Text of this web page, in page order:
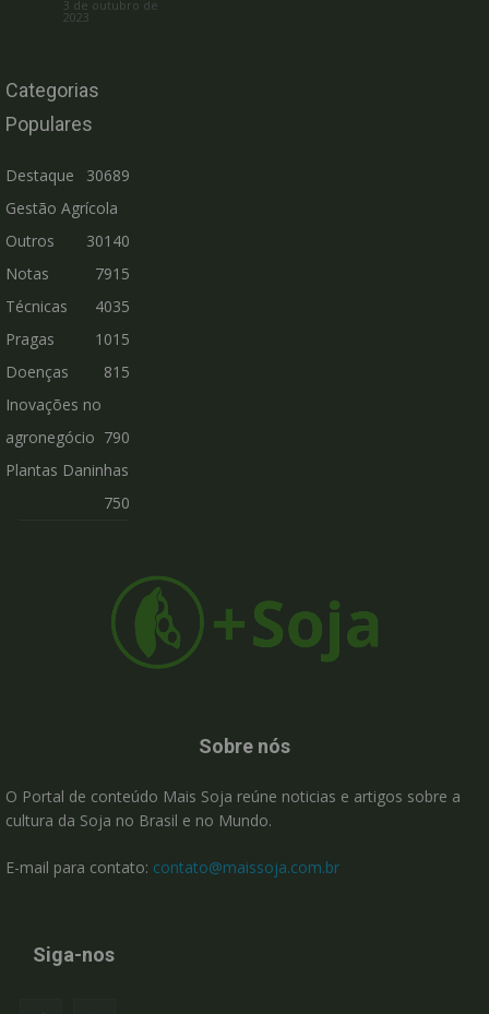
3 de outubro de
2023
Categorias
Populares
Destaque
30689
Gestão Agrícola
30140
Outros
7915
Notas
Técnicas
4035
Pragas
1015
Doenças
815
Inovações no
agronegócio 790
Plantas Daninhas
750
Sobre nós
O Portal de conteúdo Mais Soja reúne noticias e artigos sobre a
cultura da Soja no Brasil e no Mundo.
E-mail para contato: contato@maissoja.com.br
Siga-nos